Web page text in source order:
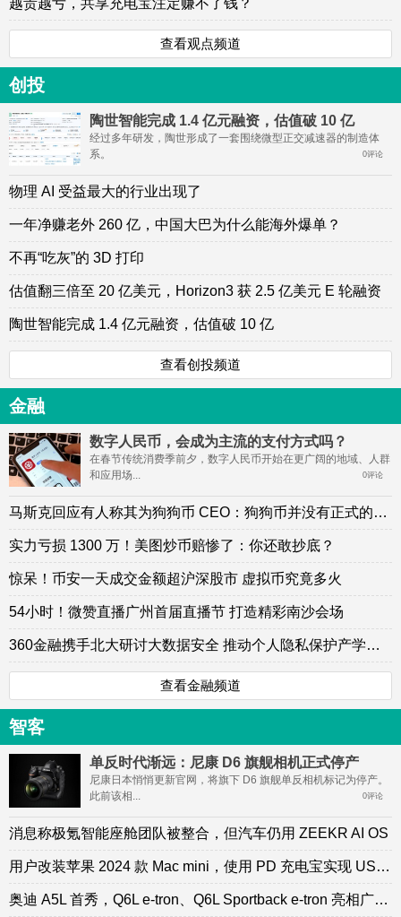
越贵越亏，共享充电宝注定赚不了钱？
查看观点频道
创投
陶世智能完成 1.4 亿元融资，估值破 10 亿
经过多年研发，陶世形成了一套围绕微型正交减速器的制造体
系。
0评论
物理 AI 受益最大的行业出现了
一年净赚老外 260 亿，中国大巴为什么能海外爆单？
不再“吃灰”的 3D 打印
估值翻三倍至 20 亿美元，Horizon3 获 2.5 亿美元 E 轮融资
陶世智能完成 1.4 亿元融资，估值破 10 亿
查看创投频道
金融
数字人民币，会成为主流的支付方式吗？
在春节传统消费季前夕，数字人民币开始在更广阔的地域、人群
和应用场...
0评论
马斯克回应有人称其为狗狗币 CEO：狗狗币并没有正式的组织
实力亏损 1300 万！美图炒币赔惨了：你还敢抄底？
惊呆！币安一天成交金额超沪深股市 虚拟币究竟多火
54小时！微赞直播广州首届直播节 打造精彩南沙会场
360金融携手北大研讨大数据安全 推动个人隐私保护产学研大协同
查看金融频道
智客
单反时代渐远：尼康 D6 旗舰相机正式停产
尼康日本悄悄更新官网，将旗下 D6 旗舰单反相机标记为停产。
此前该相...
0评论
消息称极氪智能座舱团队被整合，但汽车仍用 ZEEKR AI OS
用户改装苹果 2024 款 Mac mini，使用 PD 充电宝实现 USB-C 供电
奥迪 A5L 首秀，Q6L e-tron、Q6L Sportback e-tron 亮相广州车展